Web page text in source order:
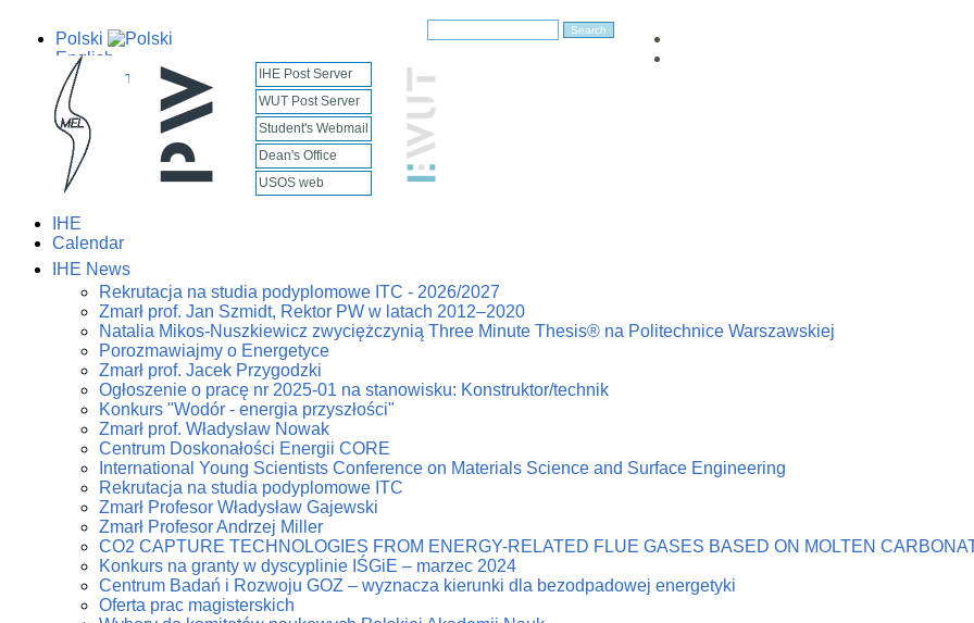
Polski
English
IHE Post Server
WUT Post Server
Student's Webmail
Dean's Office
USOS web
IHE
Calendar
IHE News
Rekrutacja na studia podyplomowe ITC - 2026/2027
Zmarł prof. Jan Szmidt, Rektor PW w latach 2012–2020
Natalia Mikos-Nuszkiewicz zwyciężczynią Three Minute Thesis® na Politechnice Warszawskiej
Porozmawiajmy o Energetyce
Zmarł prof. Jacek Przygodzki
Ogłoszenie o pracę nr 2025-01 na stanowisku: Konstruktor/technik
Konkurs "Wodór - energia przyszłości"
Zmarł prof. Władysław Nowak
Centrum Doskonałości Energii CORE
International Young Scientists Conference on Materials Science and Surface Engineering
Rekrutacja na studia podyplomowe ITC
Zmarł Profesor Władysław Gajewski
Zmarł Profesor Andrzej Miller
CO2 CAPTURE TECHNOLOGIES FROM ENERGY-RELATED FLUE GASES BASED ON MOLTEN
Konkurs na granty w dyscyplinie IŚGiE – marzec 2024
Centrum Badań i Rozwoju GOZ – wyznacza kierunki dla bezodpadowej energetyki
Oferta prac magisterskich